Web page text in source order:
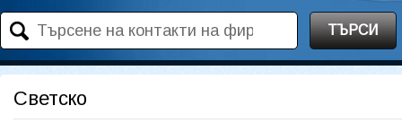
ТЪРСИ
Светско